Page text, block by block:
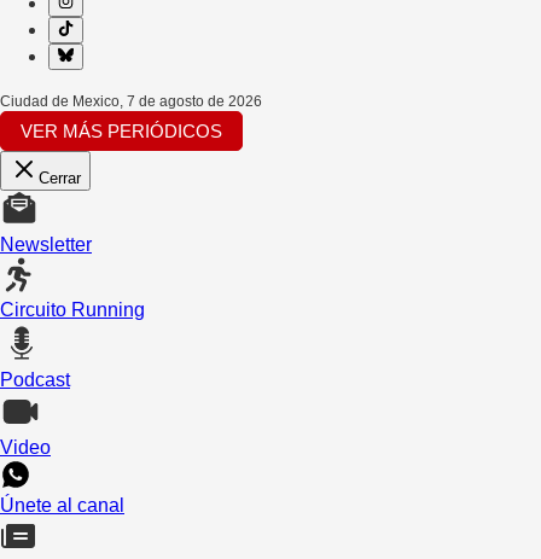
Ciudad de Mexico, 7 de agosto de 2026
VER MÁS PERIÓDICOS
Cerrar
Newsletter
Circuito Running
Podcast
Video
Únete al canal